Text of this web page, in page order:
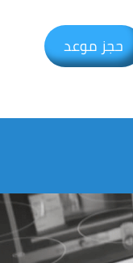
حجز موعد